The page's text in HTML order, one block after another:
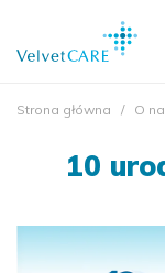
Strona główna O
10